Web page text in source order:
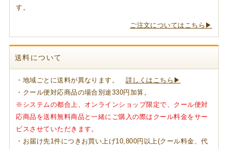
す。
ご注文についてはこちら▶
送料について
・地域ごとに送料が異なります。 詳しくはこちら▶
・クール便対応商品の場合別途330円加算。
※システムの都合上、オンラインショップ限定で、クール便対
応商品を送料無料商品と一緒にご購入の際はクール料金をサー
ビスさせていただきます。
・お届け先1件につきお買い上げ10,800円以上(クール料金、代